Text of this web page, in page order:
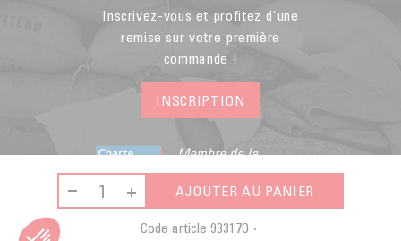
AJOUTER AU PANIER
Code article 933170
Inscrivez-vous et profitez d'une
remise sur votre première
commande !
INSCRIPTION
Membre de la
Fédération du E-
commerce et de la
Vente A Distance